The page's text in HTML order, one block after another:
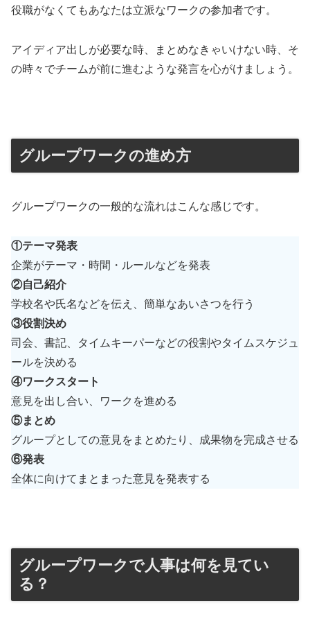
役職がなくてもあなたは立派なワークの参加者です。
アイディア出しが必要な時、まとめなきゃいけない時、そ
の時々でチームが前に進むような発言を心がけましょう。
グループワークの進め方
グループワークの一般的な流れはこんな感じです。
①テーマ発表
企業がテーマ・時間・ルールなどを発表
②自己紹介
学校名や氏名などを伝え、簡単なあいさつを行う
③役割決め
司会、書記、タイムキーパーなどの役割やタイムスケジュ
ールを決める
④ワークスタート
意見を出し合い、ワークを進める
⑤まとめ
グループとしての意見をまとめたり、成果物を完成させる
⑥発表
全体に向けてまとまった意見を発表する
グループワークで人事は何を見てい
る？